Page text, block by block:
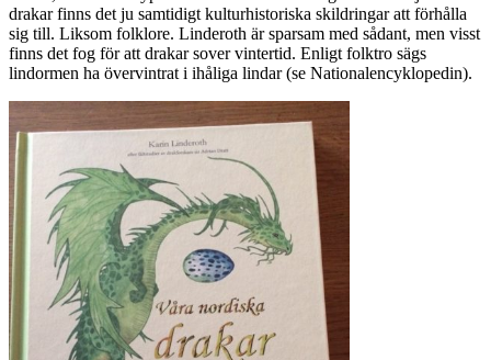
drakar finns det ju samtidigt kulturhistoriska skildringar att förhålla
sig till. Liksom folklore. Linderoth är sparsam med sådant, men visst
finns det fog för att drakar sover vintertid. Enligt folktro sägs
lindormen ha övervintrat i ihåliga lindar (se Nationalencyklopedin).